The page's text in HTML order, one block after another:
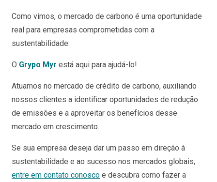
Como vimos, o mercado de carbono é uma oportunidade
real para empresas comprometidas com a
sustentabilidade.
O Grypo Myr está aqui para ajudá-lo!
Atuamos no mercado de crédito de carbono, auxiliando
nossos clientes a identificar oportunidades de redução
de emissões e a aproveitar os benefícios desse
mercado em crescimento.
Se sua empresa deseja dar um passo em direção à
sustentabilidade e ao sucesso nos mercados globais,
entre em contato conosco e descubra como fazer a